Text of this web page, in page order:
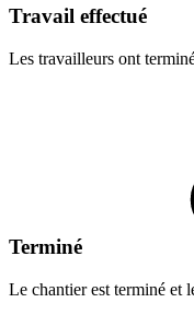
Travail effectué
Les travailleurs ont
Terminé
Le chantier est terminé et